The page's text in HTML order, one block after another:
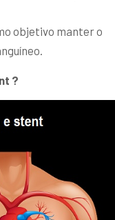
objetivo manter o
?